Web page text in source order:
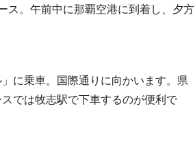
ス。午前中に那覇空港に到着し、夕方
に乗車。国際通りに向かいます。県
では牧志駅で下車するのが便利で